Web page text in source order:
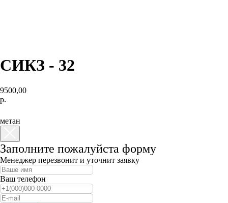
СИКЗ - 32
9500,00
р.
метан
Заполните пожалуйста форму
Менеджер перезвонит и уточнит заявку
Ваш телефон